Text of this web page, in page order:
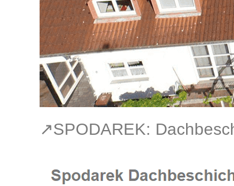
↗️SPODAREK: